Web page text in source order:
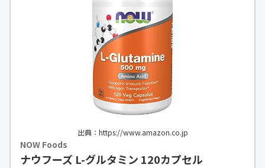
出典：https://www.amazon.co.jp
NOW Foods
ナウフーズ L-グルタミン 120カプセル